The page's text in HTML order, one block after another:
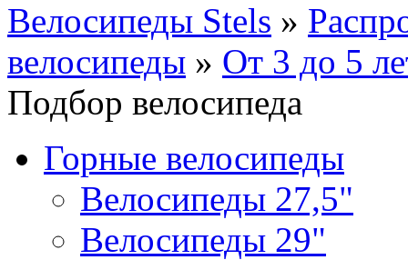
Велосипеды Stels »
велосипеды » От 3 до 5
Подбор велосипеда
Горные велосипеды
Велосипеды 27,5"
Велосипеды 29"